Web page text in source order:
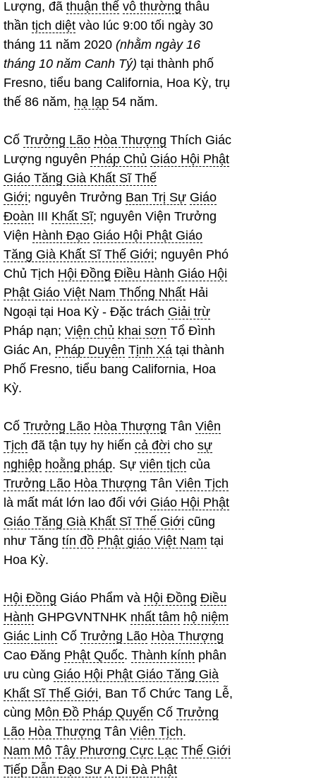
Lượng, đã thuận thế vô thường thâu
thần tịch diệt vào lúc 9:00 tối ngày 30
tháng 11 năm 2020 (nhằm ngày 16
tháng 10 năm Canh Tý) tại thành phố
Fresno, tiểu bang California, Hoa Kỳ, trụ
thế 86 năm, hạ lạp 54 năm.
Cố Trưởng Lão Hòa Thượng Thích Giác
Lượng nguyên Pháp Chủ Giáo Hội Phật
Giáo Tăng Già Khất Sĩ Thế
Giới; nguyên Trưởng Ban Trị Sự Giáo
Đoàn III Khất Sĩ; nguyên Viện Trưởng
Viện Hành Đạo Giáo Hội Phật Giáo
Tăng Già Khất Sĩ Thế Giới; nguyên Phó
Chủ Tịch Hội Đồng Điều Hành Giáo Hội
Phật Giáo Việt Nam Thống Nhất Hải
Ngoại tại Hoa Kỳ - Đặc trách Giải trừ
Pháp nạn; Viện chủ khai sơn Tổ Đình
Giác An, Pháp Duyên Tịnh Xá tại thành
Phố Fresno, tiểu bang California, Hoa
Kỳ.
Cố Trưởng Lão Hòa Thượng Tân Viên
Tịch đã tận tụy hy hiến cả đời cho sự
nghiệp hoằng pháp. Sự viên tịch của
Trưởng Lão Hòa Thượng Tân Viên Tịch
là mất mát lớn lao đối với Giáo Hội Phật
Giáo Tăng Già Khất Sĩ Thế Giới cũng
như Tăng tín đồ Phật giáo Việt Nam tại
Hoa Kỳ.
Hội Đồng Giáo Phẩm và Hội Đồng Điều
Hành GHPGVNTNHK nhất tâm hộ niệm
Giác Linh Cố Trưởng Lão Hòa Thượng
Cao Đăng Phật Quốc. Thành kính phân
ưu cùng Giáo Hội Phật Giáo Tăng Già
Khất Sĩ Thế Giới, Ban Tổ Chức Tang Lễ,
cùng Môn Đồ Pháp Quyến Cố Trưởng
Lão Hòa Thượng Tân Viên Tịch.
Nam Mô Tây Phương Cực Lạc Thế Giới
Tiếp Dẫn Đạo Sư A Di Đà Phật